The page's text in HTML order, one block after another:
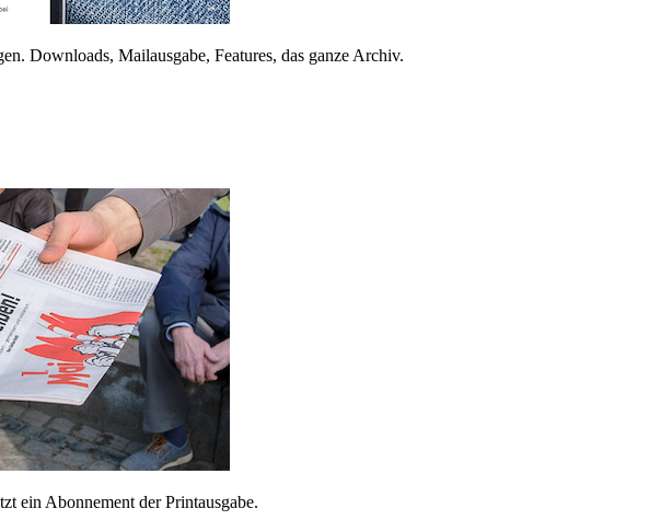
Downloads, Mailausgabe, Features, das ganze Archiv.
ein Abonnement der Printausgabe.